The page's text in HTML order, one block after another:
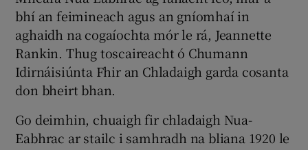
bhí an feimineach agus an gníomhaí in
aghaidh na cogaíochta mór le rá, Jeannette
Rankin. Thug toscaireacht ó Chumann
Idirnáisiúnta Fhir an Chladaigh garda cosanta
don bheirt bhan.
Go deimhin, chuaigh fir chladaigh Nua-
Eabhrac ar stailc i samhradh na bliana 1920 le